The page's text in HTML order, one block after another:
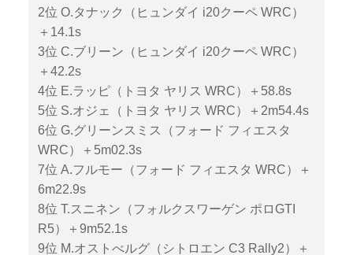
2位 O.タナック（ヒュンダイ i20クーペ WRC）
＋14.1s
3位 C.ブリーン（ヒュンダイ i20クーペ WRC）
＋42.2s
4位 E.ラッピ（トヨタ ヤリス WRC）＋58.8s
5位 S.オジェ（トヨタ ヤリス WRC）＋2m54.4s
6位 G.グリーンスミス（フォード フィエスタ
WRC）＋5m02.3s
7位 A.フルモー（フォード フィエスタ WRC）＋
6m22.9s
8位 T.スニネン（フォルクスワーゲン ポロGTI
R5）＋9m52.1s
9位 M.オストべルグ（シトロエン C3 Rally2）＋